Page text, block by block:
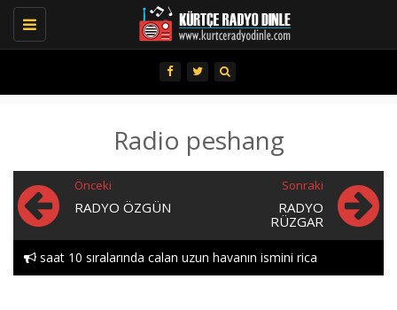
Toggle
navigation
Radio peshang
Önceki
RADYO ÖZGÜN
Sonraki
RADYO
RÜZGAR
saat 10 sıralarında calan uzun havanın ismini rica
Hozan aytactan doxtor..